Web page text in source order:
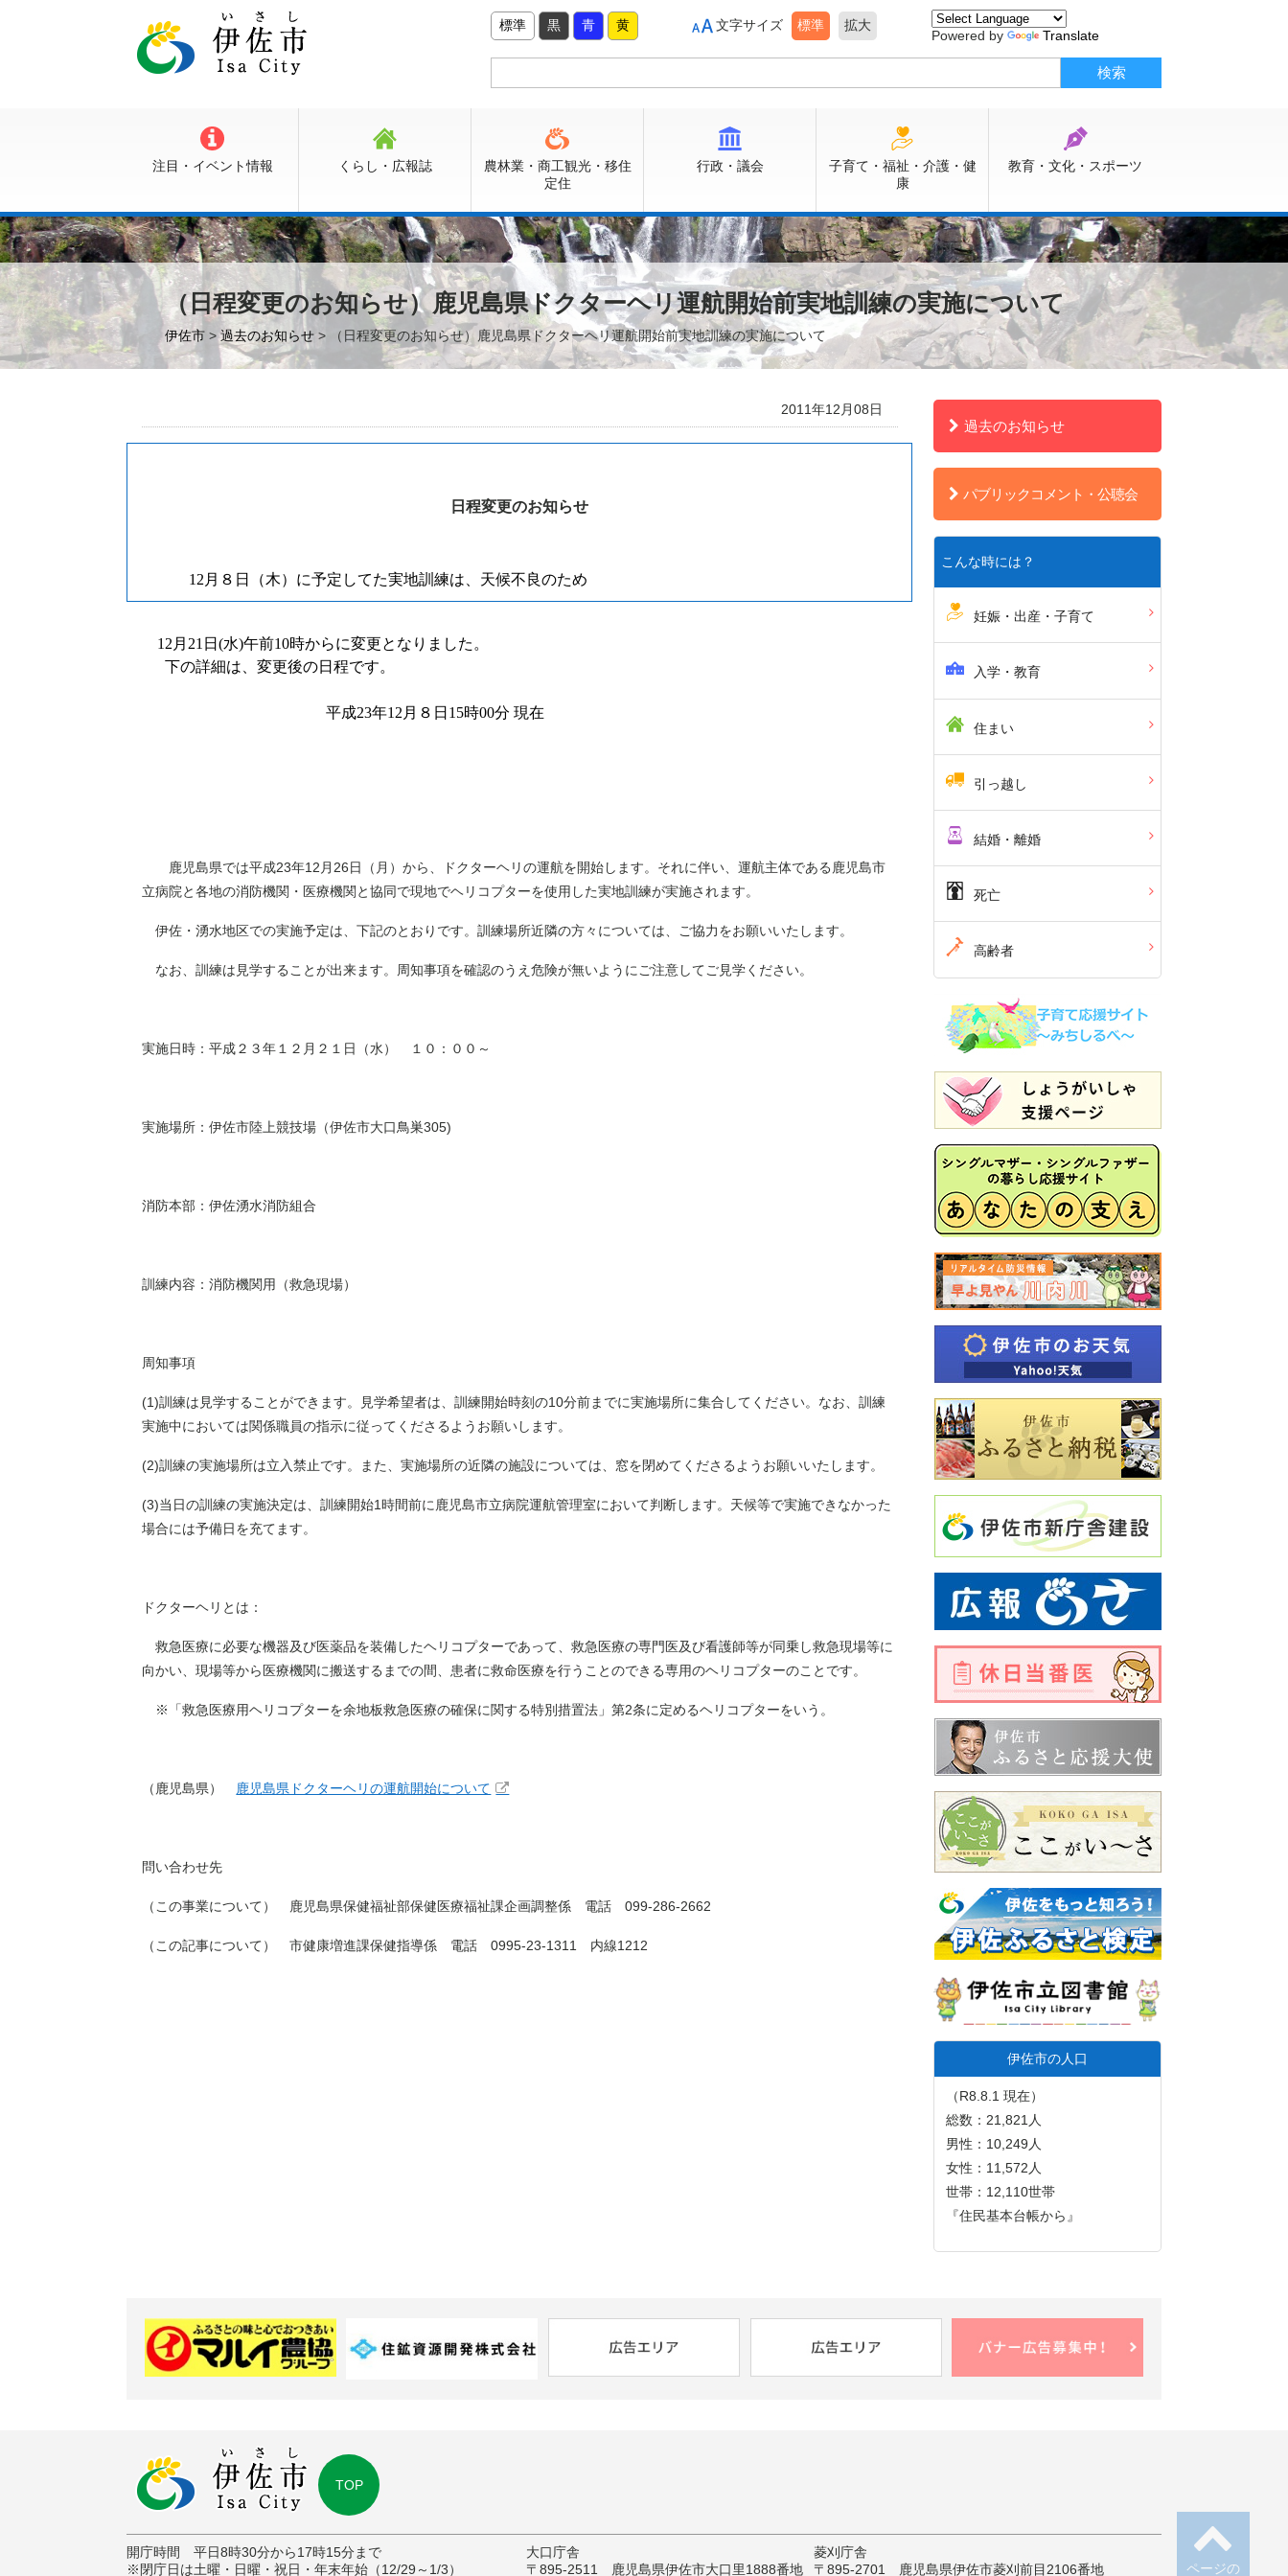
標準 黒 青 黄 文字サイズ 標準 拡大
Powered by Translate
注目・イベント情報 くらし・広報誌
農林業・商工観光・移住
定住
行政・議会
子育て・福祉・介護・健
康
教育・文化・スポーツ
（日程変更のお知らせ）鹿児島県ドクターヘリ運航開始前実地訓練の実施について
伊佐市 >過去のお知らせ > （日程変更のお知らせ）鹿児島県ドクターヘリ運航開始前実地訓練の実施について
2011年12月08日
日程変更のお知らせ
12月８日（木）に予定してた実地訓練は、天候不良のため
12月21日(水)午前10時からに変更となりました。
下の詳細は、変更後の日程です。
平成23年12月８日15時00分 現在
鹿児島県では平成23年12月26日（月）から、ドクターヘリの運航を開始します。それに伴い、運航主体である鹿児島市
立病院と各地の消防機関・医療機関と協同で現地でヘリコプターを使用した実地訓練が実施されます。
伊佐・湧水地区での実施予定は、下記のとおりです。訓練場所近隣の方々については、ご協力をお願いいたします。
なお、訓練は見学することが出来ます。周知事項を確認のうえ危険が無いようにご注意してご見学ください。
実施日時：平成２３年１２月２１日（水） １０：００～
実施場所：伊佐市陸上競技場（伊佐市大口鳥巣305)
消防本部：伊佐湧水消防組合
訓練内容：消防機関用（救急現場）
周知事項
(1)訓練は見学することができます。見学希望者は、訓練開始時刻の10分前までに実施場所に集合してください。なお、訓練
実施中においては関係職員の指示に従ってくださるようお願いします。
(2)訓練の実施場所は立入禁止です。また、実施場所の近隣の施設については、窓を閉めてくださるようお願いいたします。
(3)当日の訓練の実施決定は、訓練開始1時間前に鹿児島市立病院運航管理室において判断します。天候等で実施できなかった
場合には予備日を充てます。
ドクターヘリとは：
救急医療に必要な機器及び医薬品を装備したヘリコプターであって、救急医療の専門医及び看護師等が同乗し救急現場等に
向かい、現場等から医療機関に搬送するまでの間、患者に救命医療を行うことのできる専用のヘリコプターのことです。
※「救急医療用ヘリコプターを余地板救急医療の確保に関する特別措置法」第2条に定めるヘリコプターをいう。
（鹿児島県） 鹿児島県ドクターヘリの運航開始について
問い合わせ先
（この事業について） 鹿児島県保健福祉部保健医療福祉課企画調整係 電話 099-286-2662
（この記事について） 市健康増進課保健指導係 電話 0995-23-1311 内線1212
過去のお知らせ
パブリックコメント・公聴会
こんな時には？
妊娠・出産・子育て
入学・教育
住まい
引っ越し
結婚・離婚
死亡
高齢者
伊佐市の人口
（R8.8.1 現在）
総数：21,821人
男性：10,249人
女性：11,572人
世帯：12,110世帯
『住民基本台帳から』
ページの
TOP
開庁時間 平日8時30分から17時15分まで
※閉庁日は土曜・日曜・祝日・年末年始（12/29～1/3）
大口庁舎
〒895-2511 鹿児島県伊佐市大口里1888番地
菱刈庁舎
〒895-2701 鹿児島県伊佐市菱刈前目2106番地